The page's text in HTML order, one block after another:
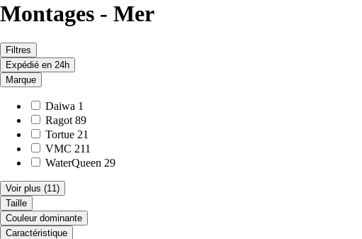
Montages - Mer
Filtres
Expédié en 24h
Marque
Daiwa 1
Ragot 89
Tortue 21
VMC 211
WaterQueen 29
Voir plus (11)
Taille
Couleur dominante
Caractéristique